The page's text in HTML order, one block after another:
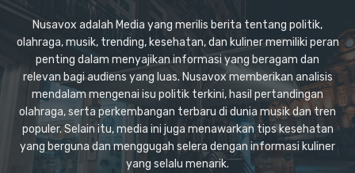
Nusavox adalah Media yang merilis berita tentang politik,
olahraga, musik, trending, kesehatan, dan kuliner memiliki peran
penting dalam menyajikan informasi yang beragam dan
relevan bagi audiens yang luas. Nusavox memberikan analisis
mendalam mengenai isu politik terkini, hasil pertandingan
olahraga, serta perkembangan terbaru di dunia musik dan tren
populer. Selain itu, media ini juga menawarkan tips kesehatan
yang berguna dan menggugah selera dengan informasi kuliner
yang selalu menarik.